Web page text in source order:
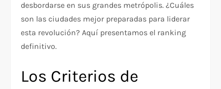
desbordarse en sus grandes metrópolis. ¿Cuáles
son las ciudades mejor preparadas para liderar
esta revolución? Aquí presentamos el ranking
definitivo.
Los Criterios de